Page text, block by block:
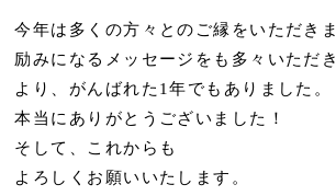
今年は多くの方々とのご縁をいただきま
励みになるメッセージをも多々いただき
より、がんばれた1年でもありました。
本当にありがとうございました！
そして、これからも
よろしくお願いいたします。